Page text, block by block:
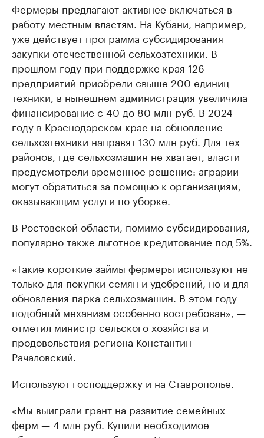
Фермеры предлагают активнее включаться в
работу местным властям. На Кубани, например,
уже действует программа субсидирования
закупки отечественной сельхозтехники. В
прошлом году при поддержке края 126
предприятий приобрели свыше 200 единиц
техники, в нынешнем администрация увеличила
финансирование с 40 до 80 млн руб. В 2024
году в Краснодарском крае на обновление
сельхозтехники направят 130 млн руб. Для тех
районов, где сельхозмашин не хватает, власти
предусмотрели временное решение: аграрии
могут обратиться за помощью к организациям,
оказывающим услуги по уборке.
В Ростовской области, помимо субсидирования,
популярно также льготное кредитование под 5%.
«Такие короткие займы фермеры используют не
только для покупки семян и удобрений, но и для
обновления парка сельхозмашин. В этом году
подобный механизм особенно востребован», —
отметил министр сельского хозяйства и
продовольствия региона Константин
Рачаловский.
Используют господдержку и на Ставрополье.
«Мы выиграли грант на развитие семейных
ферм — 4 млн руб. Купили необходимое